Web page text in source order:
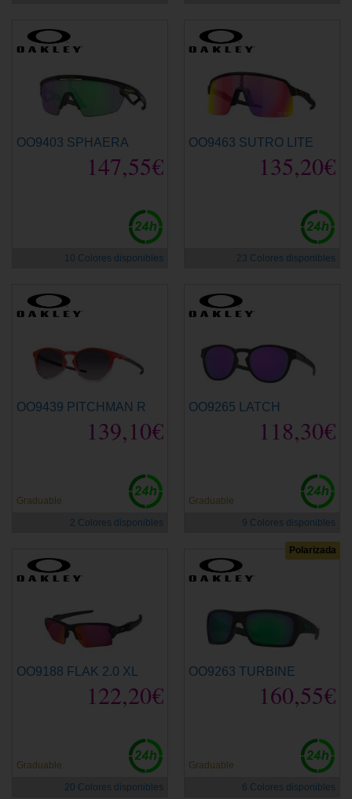
OO9403 SPHAERA
147,55€
10 Colores disponibles
OO9463 SUTRO LITE
135,20€
23 Colores disponibles
OO9439 PITCHMAN R
139,10€
Graduable
2 Colores disponibles
OO9265 LATCH
118,30€
Graduable
9 Colores disponibles
OO9188 FLAK 2.0 XL
122,20€
Graduable
20 Colores disponibles
Polarizada
OO9263 TURBINE
160,55€
Graduable
6 Colores disponibles